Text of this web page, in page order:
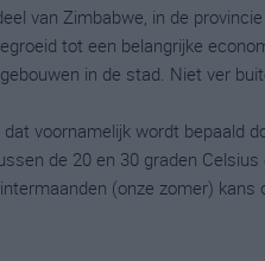
van Zimbabwe, in de
tot een belangrijke
in de stad. Niet ver
voornamelijk wordt bepaald
de 20 en 30 graden
(onze zomer) kans